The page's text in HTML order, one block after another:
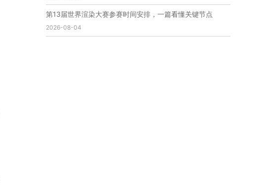
瑞云渲染大赛奖项
瑞云渲染大赛历届大赛回顾
云渲染电脑
云渲染配置 云主机渲染
视频云渲染
实时渲染云
第13届世界渲染大赛参赛时间安排，一篇看懂关键节点
2026-08-04